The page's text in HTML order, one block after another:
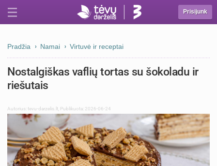
Prisijunk
Pradžia Namai Virtuvė ir receptai
Nostalgiškas vaflių tortas su šokoladu ir
riešutais
Autorius:tevu-darzelis.lt Publikuota: 2026-06-24